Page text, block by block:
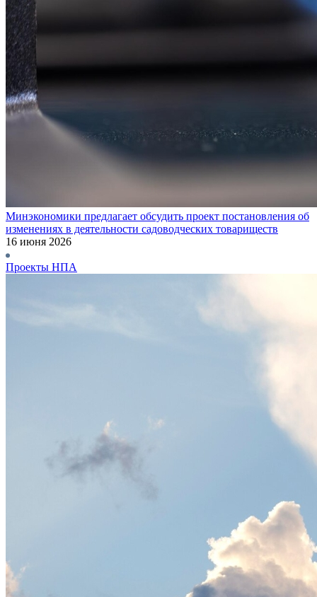
Минэкономики предлагает обсудить проект постановления об
изменениях в деятельности садоводческих товариществ
16 июня 2026
Проекты НПА